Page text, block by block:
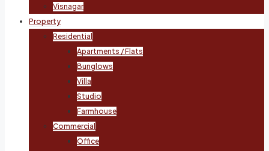
Visnagar
Property
Residential
Apartments / Flats
Bunglows
Villa
Studio
Farmhouse
Commercial
Office